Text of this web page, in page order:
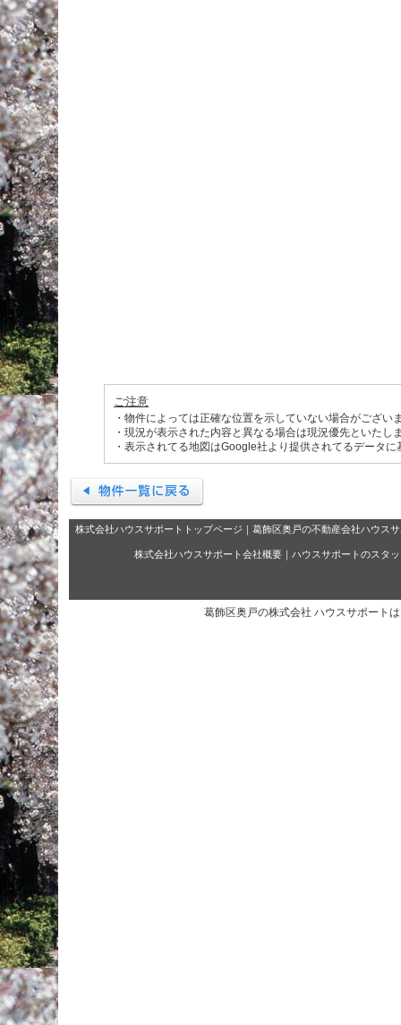
ご注意
・物件によっては正確な位置を示していない場合がござい
・現況が表示された内容と異なる場合は現況優先といたし
・表示されてる地図はGoogle社より提供されてるデータ
株式会社ハウスサポートトップページ ｜ 葛飾区奥戸の不動産会社ハウス
株式会社ハウスサポート会社概要 ｜ ハウスサポートのスタ
葛飾区奥戸の株式会社 ハウスサポート